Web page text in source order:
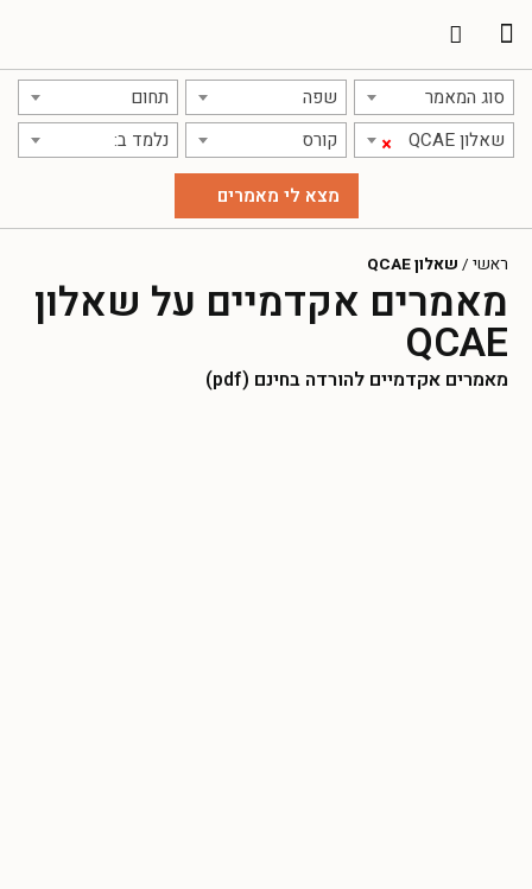
סוג המאמר שפה תחום
× שאלון QCAE קורס נלמד ב:
ראשי / שאלון QCAE
מאמרים אקדמיים על שאלון
QCAE
מאמרים אקדמיים להורדה בחינם (pdf)